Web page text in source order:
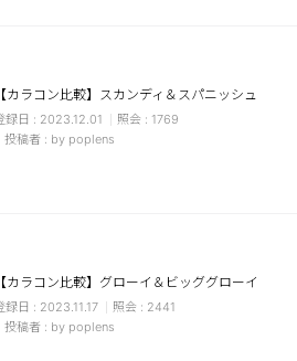
【カラコン比較】スカンディ＆スパニッシュ
2023.12.01
1769
by poplens
【カラコン比較】グローイ＆ビッググローイ
2023.11.17
2441
by poplens